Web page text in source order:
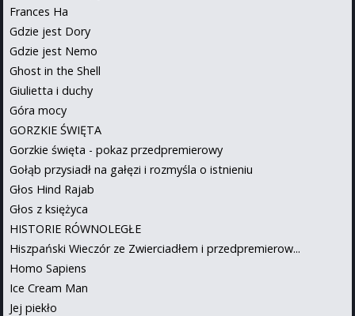
Frances Ha
Gdzie jest Dory
Gdzie jest Nemo
Ghost in the Shell
Giulietta i duchy
Góra mocy
GORZKIE ŚWIĘTA
Gorzkie święta - pokaz przedpremierowy
Gołąb przysiadł na gałęzi i rozmyśla o istnieniu
Głos Hind Rajab
Głos z księżyca
HISTORIE RÓWNOLEGŁE
Hiszpański Wieczór ze Zwierciadłem i przedpremierow...
Homo Sapiens
Ice Cream Man
Jej piekło